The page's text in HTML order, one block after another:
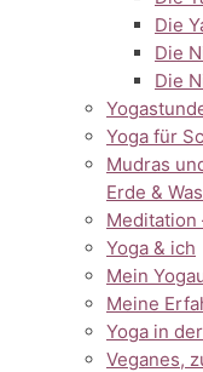
Die
Die
Die
Yoga für
Mudras
Erde &
Meditation
Yoga & ich
Mein
Meine
Yoga in
Veganes,